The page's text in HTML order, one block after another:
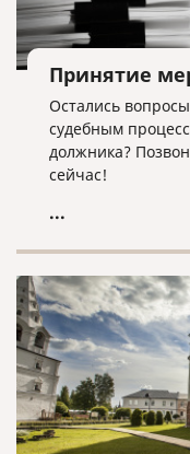
Принятие
Остались
судебным
должника?
сейчас!
...